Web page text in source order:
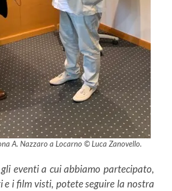
A. Nazzaro a Locarno © Luca Zanovello.
eventi a cui abbiamo partecipato,
i film visti, potete seguire la nostra